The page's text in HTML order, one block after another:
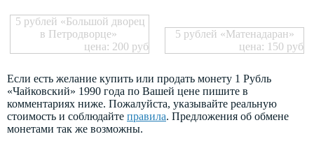
5 рублей «Большой дворец
в Петродворце»
цена: 200 руб
5 рублей «Матенадаран»
цена: 150 руб
Если есть желание купить или продать монету 1 Рубль
«Чайковский» 1990 года по Вашей цене пишите в
комментариях ниже. Пожалуйста, указывайте реальную
стоимость и соблюдайте правила. Предложения об обмене
монетами так же возможны.